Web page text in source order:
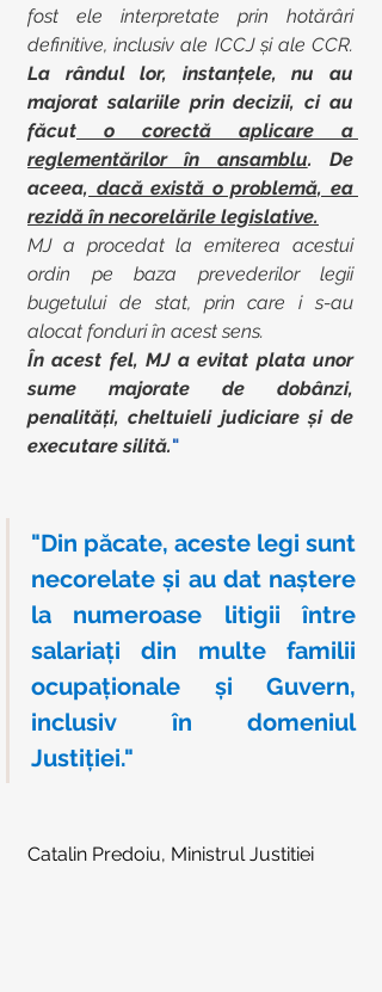
fost ele interpretate prin hotărâri
definitive, inclusiv ale ICCJ și ale CCR.
La rândul lor, instanțele, nu au
majorat salariile prin decizii, ci au
făcut o corectă aplicare a
reglementărilor în ansamblu. De
aceea, dacă există o problemă, ea
rezidă în necorelările legislative.
MJ a procedat la emiterea acestui
ordin pe baza prevederilor legii
bugetului de stat, prin care i s-au
alocat fonduri în acest sens.
În acest fel, MJ a evitat plata unor
sume majorate de dobânzi,
penalități, cheltuieli judiciare și de
executare silită."
"Din păcate, aceste legi sunt
necorelate și au dat naștere
la numeroase litigii între
salariați din multe familii
ocupaționale și Guvern,
inclusiv în domeniul
Justiției."
Catalin Predoiu, Ministrul Justitiei